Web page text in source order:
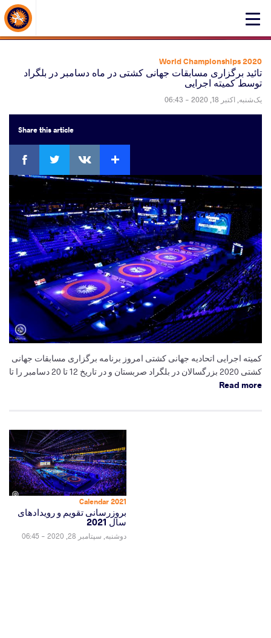
Click
open
mobile
menu
2020 World Championships
تائید برگزاری مسابقات جهانی کشتی در ماه دسامبر در بلگراد
توسط کمیته اجرایی
یک‌شنبه, اکتبر 18, 2020 - 06:43
Sharethis article
کمیته اجرایی اتحادیه جهانی کشتی امروز برنامه برگزاری مسابقات جهانی
کشتی 2020 بزرگسالان در بلگراد صربستان و در تاریخ 12 تا 20 دسامبر را تا
Read more
2021 Calendar
بروزرسانی تقویم و رویدادهای
سال 2021
دوشنبه, سپتامبر 28, 2020 - 06:45